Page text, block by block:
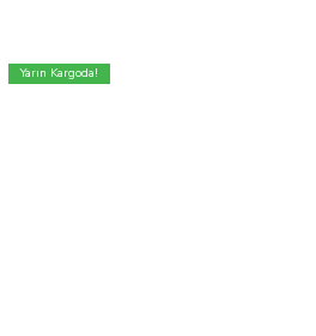
Yarın Kargoda!